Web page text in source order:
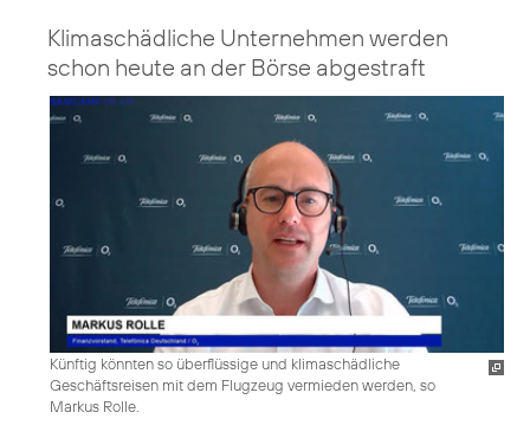
Klimaschädliche Unternehmen werden
schon heute an der Börse abgestraft
Künftig könnten so überflüssige und klimaschädliche
Geschäftsreisen mit dem Flugzeug vermieden werden, so
Markus Rolle.